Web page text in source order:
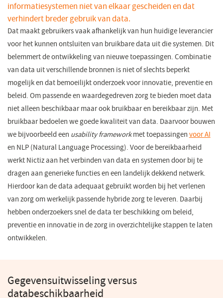
informatiesystemen niet van elkaar gescheiden en dat
verhindert breder gebruik van data.
Dat maakt gebruikers vaak afhankelijk van hun huidige leverancier
voor het kunnen ontsluiten van bruikbare data uit die systemen. Dit
belemmert de ontwikkeling van nieuwe toepassingen. Combinatie
van data uit verschillende bronnen is niet of slechts beperkt
mogelijk en dat bemoeilijkt onderzoek voor innovatie, preventie en
beleid. Om passende en waardegedreven zorg te bieden moet data
niet alleen beschikbaar maar ook bruikbaar en bereikbaar zijn. Met
bruikbaar bedoelen we goede kwaliteit van data. Daarvoor bouwen
we bijvoorbeeld een usability frameworkmet toepassingen voor AI
en NLP (Natural Language Processing). Voor de bereikbaarheid
werkt Nictiz aan het verbinden van data en systemen door bij te
dragen aan generieke functies en een landelijk dekkend netwerk.
Hierdoor kan de data adequaat gebruikt worden bij het verlenen
van zorg om werkelijk passende hybride zorg te leveren. Daarbij
hebben onderzoekers snel de data ter beschikking om beleid,
preventie en innovatie in de zorg in overzichtelijke stappen te laten
ontwikkelen.
Gegevensuitwisseling versus
databeschikbaarheid